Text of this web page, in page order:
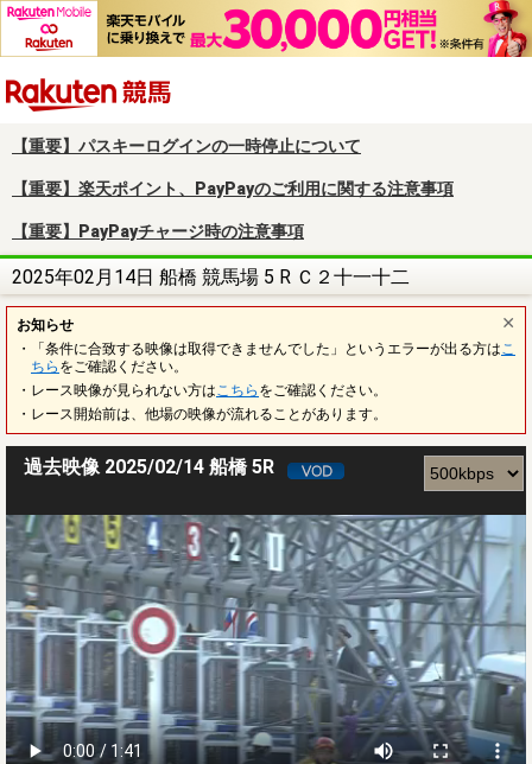
【重要】パスキーログインの一時停止について
【重要】楽天ポイント、PayPayのご利用に関する注意事項
【重要】PayPayチャージ時の注意事項
2025年02月14日 船橋 競馬場 5 R Ｃ２十一十二
お知らせ
・「条件に合致する映像は取得できませんでした」というエラーが出る方は こ
ちら をご確認ください。
・レース映像が見られない方は こちら をご確認ください。
・レース開始前は、他場の映像が流れることがあります。
過去映像 2025/02/14 船橋 5R